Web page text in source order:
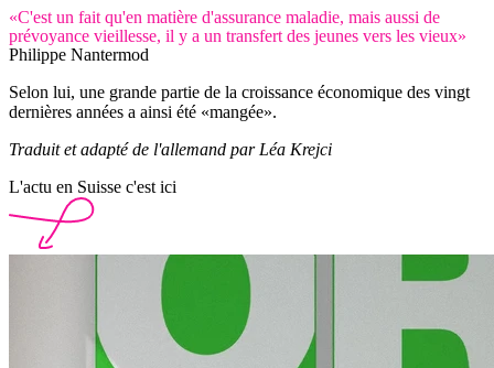
«C'est un fait qu'en matière d'assurance maladie, mais aussi de
prévoyance vieillesse, il y a un transfert des jeunes vers les vieux»
Philippe Nantermod
Selon lui, une grande partie de la croissance économique des vingt
dernières années a ainsi été «mangée».
Traduit et adapté de l'allemand par Léa Krejci
L'actu en Suisse c'est ici